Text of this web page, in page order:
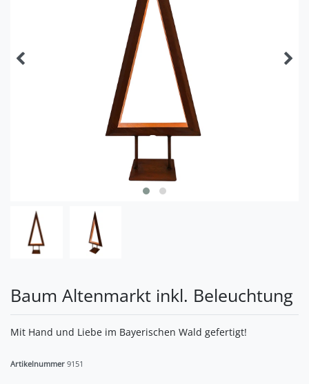
Baum Altenmarkt inkl. Beleuchtung
Mit Hand und Liebe im Bayerischen Wald gefertigt!
Artikelnummer 9151